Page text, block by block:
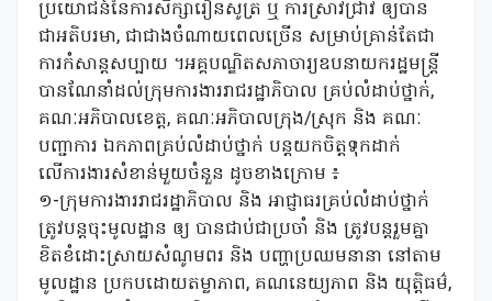
ប្រយោជន៍នៃការសិក្សារៀនសូត្រ ឬ ការស្រាវជ្រាវ ឲ្យបាន
ជាអតិបរមា, ជាជាងចំណាយពេលច្រើន សម្រាប់គ្រាន់តែជា
ការកំសាន្តសប្បាយ ។អគ្គបណ្ឌិតសភាចារ្យឧបនាយករដ្ឋមន្ត្រី
បានណែនាំដល់ក្រុមការងាររាជរដ្ឋាភិបាល គ្រប់លំដាប់ថ្នាក់,
គណៈអភិបាលខេត្ត, គណៈអភិបាលក្រុង/ស្រុក និង គណៈ
បញ្ជាការ ឯកភាពគ្រប់លំដាប់ថ្នាក់ បន្តយកចិត្តទុកដាក់
លើការងារសំខាន់មួយចំនួន ដូចខាងក្រោម ៖
១-ក្រុមការងាររាជរដ្ឋាភិបាល និង អាជ្ញាធរគ្រប់លំដាប់ថ្នាក់
ត្រូវបន្តចុះមូលដ្ឋាន ឲ្យ បានជាប់ជាប្រចាំ និង ត្រូវបន្តរួមគ្នា
ខិតខំដោះស្រាយសំណូមពរ និង បញ្ហាប្រឈមនានា នៅតាម
មូលដ្ឋាន ប្រកបដោយតម្លាភាព, គណនេយ្យភាព និង យុត្តិធម៌,